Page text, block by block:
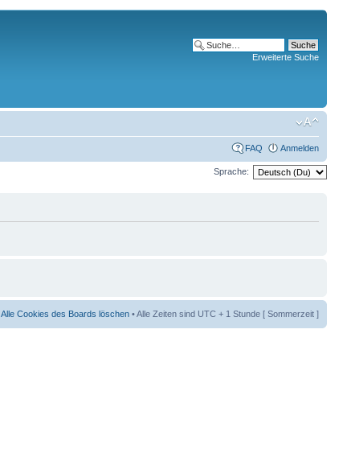
Erweiterte Suche
FAQ Anmelden
Sprache:
Alle Cookies des Boards löschen • Alle Zeiten sind UTC + 1 Stunde [ Sommerzeit ]